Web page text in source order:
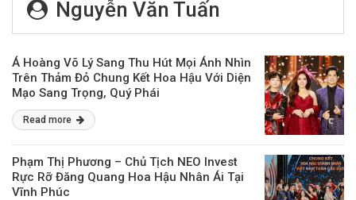
Nguyễn Văn Tuấn
Á Hoàng Võ Lý Sang Thu Hút Mọi Ánh Nhìn
Trên Thảm Đỏ Chung Kết Hoa Hậu Với Diện
Mạo Sang Trọng, Quý Phái
Read more
Phạm Thị Phương – Chủ Tịch NEO Invest
Rực Rỡ Đăng Quang Hoa Hậu Nhân Ái Tại
Vĩnh Phúc